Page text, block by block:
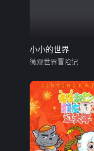
小小的世界
微观世界冒险记